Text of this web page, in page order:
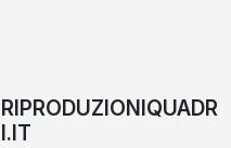
RIPRODUZIONIQUADR
I.IT